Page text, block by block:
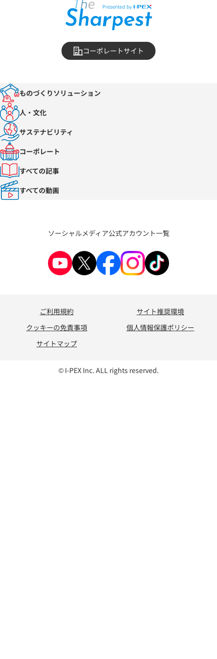
コーポレートサイト
ものづくりソリューション
人・文化
サステナビリティ
コーポレート
すべての記事
すべての動画
ソーシャルメディア公式アカウント一覧
ご利用規約
サイト推奨環境
クッキーの免責事項
個人情報保護ポリシー
サイトマップ
© I-PEX Inc. ALL rights reserved.